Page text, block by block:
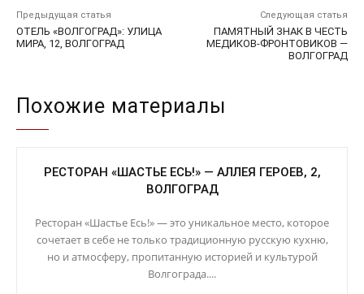
Предыдущая статья
ОТЕЛЬ «ВОЛГОГРАД»: УЛИЦА
МИРА, 12, ВОЛГОГРАД
Следующая статья
ПАМЯТНЫЙ ЗНАК В ЧЕСТЬ
МЕДИКОВ-ФРОНТОВИКОВ —
ВОЛГОГРАД
Похожие материалы
РЕСТОРАН «ШАСТЬЕ ЕСЬ!» — АЛЛЕЯ ГЕРОЕВ, 2,
ВОЛГОГРАД
Ресторан «Шастье Есь!» — это уникальное место, которое
сочетает в себе не только традиционную русскую кухню,
но и атмосферу, пропитанную историей и культурой
Волгограда....